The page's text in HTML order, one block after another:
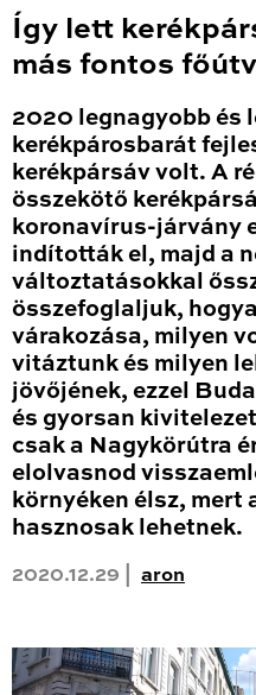
Így lett
más fontos
2020 legnagyobb és
kerékpárosbarát
kerékpársáv volt. A
összekötő
koronavírus-járvány
indították el, majd a
változtatásokkal
összefoglaljuk,
várakozása, milyen
vitáztunk és milyen
jövőjének, ezzel
és gyorsan
csak a Nagykörútra
elolvasnod
környéken élsz,
hasznosak lehetnek.
2020.12.29 | aron